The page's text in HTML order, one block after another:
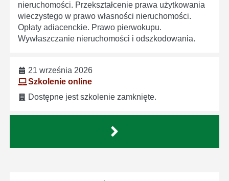
nieruchomości. Przekształcenie prawa użytkowania
wieczystego w prawo własności nieruchomości.
Opłaty adiacenckie. Prawo pierwokupu.
Wywłaszczanie nieruchomości i odszkodowania.
21 września 2026
Szkolenie online
Dostępne jest szkolenie zamknięte.